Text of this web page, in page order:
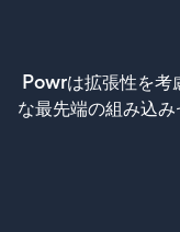
Powrは拡張性を考
な最先端の組み込